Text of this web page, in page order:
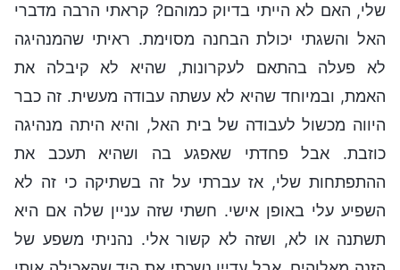
שלי, האם לא הייתי בדיוק כמוהם? קראתי הרבה מדברי
האל והשגתי יכולת הבחנה מסוימת. ראיתי שהמנהיגה
לא פעלה בהתאם לעקרונות, שהיא לא קיבלה את
האמת, ובמיוחד שהיא לא עשתה עבודה מעשית. זה כבר
היווה מכשול לעבודה של בית האל, והיא היתה מנהיגה
כוזבת. אבל פחדתי שאפגע בה ושהיא תעכב את
ההתפתחות שלי, אז עברתי על זה בשתיקה כי זה לא
השפיע עלי באופן אישי. חשתי שזה עניין שלה אם היא
תשתנה או לא, ושזה לא קשור אלי. נהניתי משפע של